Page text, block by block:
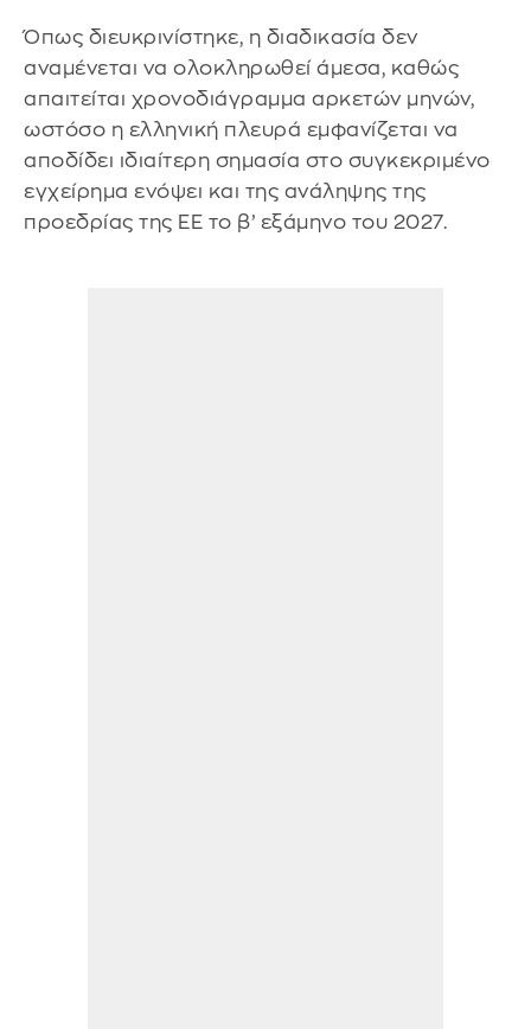
Όπως διευκρινίστηκε, η διαδικασία δεν
αναμένεται να ολοκληρωθεί άμεσα, καθώς
απαιτείται χρονοδιάγραμμα αρκετών μηνών,
ωστόσο η ελληνική πλευρά εμφανίζεται να
αποδίδει ιδιαίτερη σημασία στο συγκεκριμένο
εγχείρημα ενόψει και της ανάληψης της
προεδρίας της ΕΕ το β’ εξάμηνο του 2027.